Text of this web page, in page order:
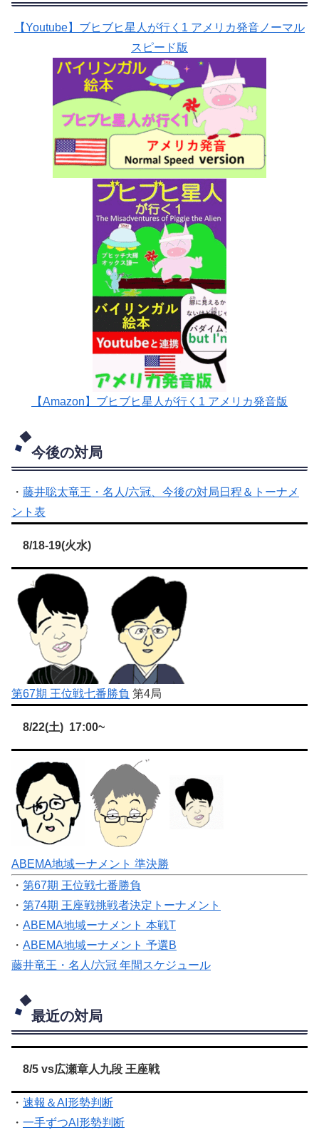
【Youtube】ブヒブヒ星人が行く1 アメリカ発音ノーマル
スピード版
【Amazon】ブヒブヒ星人が行く1 アメリカ発音版
今後の対局
・ 藤井聡太竜王・名人/六冠、今後の対局日程＆トーナメ
ント表
8/18-19(火水)
第67期 王位戦七番勝負 第4局
8/22(土) 17:00~
ABEMA地域ーナメント 準決勝
・ 第67期 王位戦七番勝負
・ 第74期 王座戦挑戦者決定トーナメント
・ ABEMA地域ーナメント 本戦T
・ ABEMA地域ーナメント 予選B
藤井竜王・名人/六冠 年間スケジュール
最近の対局
8/5 vs広瀬章人九段 王座戦
・ 速報＆AI形勢判断
・ 一手ずつAI形勢判断